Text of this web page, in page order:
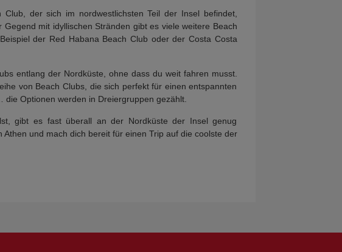
der sich im nordwestlichsten Teil der Insel befindet,
mit idyllischen Stränden gibt es viele weitere Beach
der Red Habana Beach Club oder der Costa Costa
entlang der Nordküste, ohne dass du weit fahren musst.
von Beach Clubs, die sich perfekt für einen entspannten
Optionen werden in Dreiergruppen gezählt.
gibt es fast überall an der Nordküste der Insel genug
und mach dich bereit für einen Trip auf die coolste der